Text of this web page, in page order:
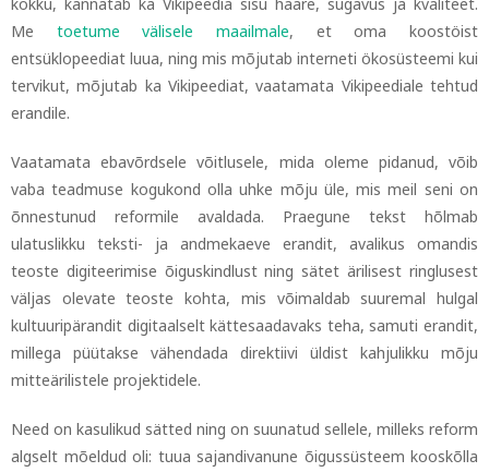
Me toetume välisele maailmale, et oma koostöist
entsüklopeediat luua, ning mis mõjutab interneti ökosüsteemi kui
tervikut, mõjutab ka Vikipeediat, vaatamata Vikipeediale tehtud
erandile.
Vaatamata ebavõrdsele võitlusele, mida oleme pidanud, võib
vaba teadmuse kogukond olla uhke mõju üle, mis meil seni on
õnnestunud reformile avaldada. Praegune tekst hõlmab
ulatuslikku teksti- ja andmekaeve erandit, avalikus omandis
teoste digiteerimise õiguskindlust ning sätet ärilisest ringlusest
väljas olevate teoste kohta, mis võimaldab suuremal hulgal
kultuuripärandit digitaalselt kättesaadavaks teha, samuti erandit,
millega püütakse vähendada direktiivi üldist kahjulikku mõju
mitteärilistele projektidele.
Need on kasulikud sätted ning on suunatud sellele, milleks reform
algselt mõeldud oli: tuua sajandivanune õigussüsteem kooskõlla